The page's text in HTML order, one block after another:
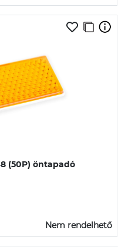
(50P) öntapadó
Nem rendelhető